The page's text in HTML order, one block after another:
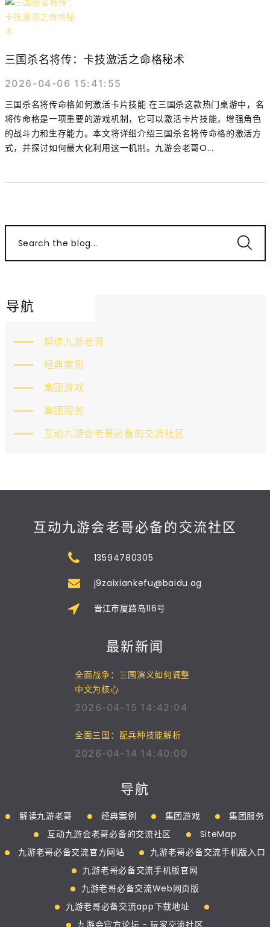
三国杀名将传：卡技激活之命格秘术
2026-04-06 15:41:55
三国杀名将传命格如何激活卡片技能 在三国杀这款热门桌游中，名
将传命格是一项重要的游戏机制，它可以激活卡片技能，增强角色
的战斗力和生存能力。本文将详细介绍三国杀名将传命格的激活方
式，并探讨如何最大化利用这一机制。九游会老哥O...
Search the blog...
导航
解读九游老哥
经典案例
集团游戏
集团服务
互动九游会老哥必备的交流社区
互动九游会老哥必备的交流社区
13594780305
j9zaixiankefu@baidu.ag
晋江市厦路岛116号
最新新闻
全面战争：三国演义如何调整
中文为核心
2026-04-15 14:42:04
全面三国：配兵种技能解析
2026-04-14 14:40:00
导航
解读九游老哥 经典案例 集团游戏
集团服务
互动九游会老哥必备的交流社区
SiteMap
九游老哥必备交流官方网站
九游老哥必备交流手机版入口
九游老哥必备交流手机版官网
九游老哥必备交流Web网页版
九游老哥必备交流app下载地址
九游会官方论坛 - 玩家交流社区